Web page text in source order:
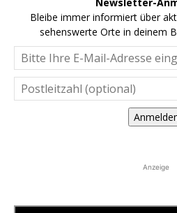
Bleibe immer informiert über
sehenswerte Orte in deinem
Anzeige